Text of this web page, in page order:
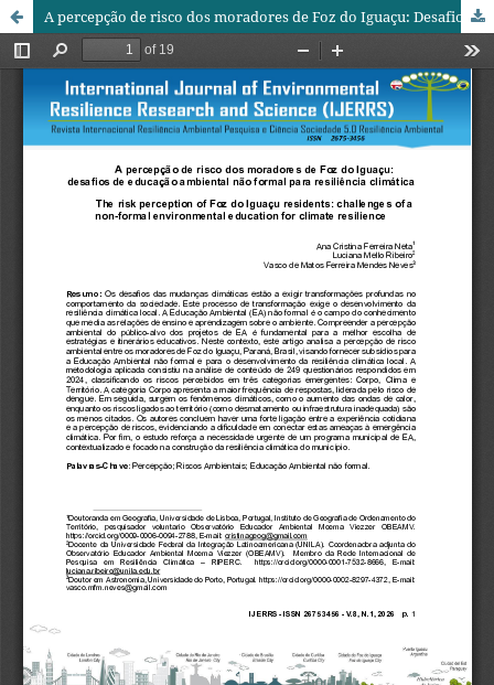
A percepção de risco dos moradores de Foz do Iguaçu: Desafios de Educação Ambiental não formal para resiliência climática